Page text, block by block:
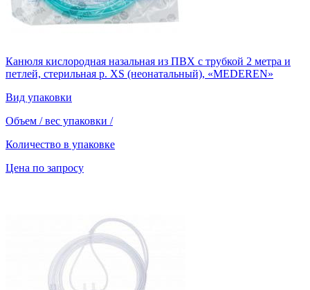
Канюля кислородная назальная из ПВХ с трубкой 2 метра и
петлей, стерильная р. XS (неонатальный), «MEDEREN»
Вид упаковки
Объем / вес упаковки /
Количество в упаковке
Цена по запросу